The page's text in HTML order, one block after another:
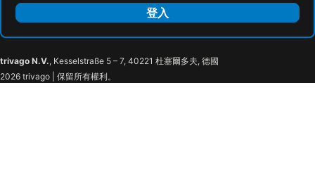
Kitahama Station
京都市役所前車站
Misaki Park
登入
trivago N.V., Kesselstraße 5 – 7, 40221 杜塞爾多夫, 德國
2026 trivago | 保留所有權利。